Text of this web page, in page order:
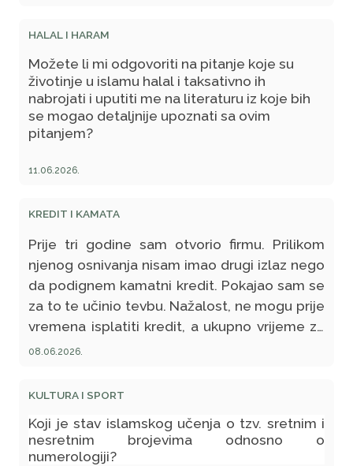
HALAL I HARAM
Možete li mi odgovoriti na pitanje koje su
životinje u islamu halal i taksativno ih
nabrojati i uputiti me na literaturu iz koje bih
se mogao detaljnije upoznati sa ovim
pitanjem?
11.06.2026.
KREDIT I KAMATA
Prije tri godine sam otvorio firmu. Prilikom
njenog osnivanja nisam imao drugi izlaz nego
da podignem kamatni kredit. Pokajao sam se
za to te učinio tevbu. Nažalost, ne mogu prije
vremena isplatiti kredit, a ukupno vrijeme za
vraćanje je deset godina. Da li je ispravno,
08.06.2026.
KULTURA I SPORT
Koji je stav islamskog učenja o tzv. sretnim i
nesretnim brojevima odnosno o
numerologiji?